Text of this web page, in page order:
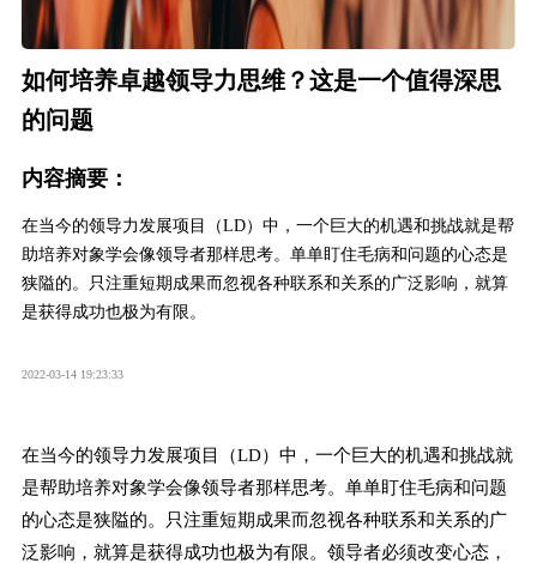
如何培养卓越领导力思维？这是一个值得深思
的问题
内容摘要：
在当今的领导力发展项目（LD）中，一个巨大的机遇和挑战就是帮
助培养对象学会像领导者那样思考。单单盯住毛病和问题的心态是
狭隘的。只注重短期成果而忽视各种联系和关系的广泛影响，就算
是获得成功也极为有限。
2022-03-14 19:23:33
在当今的领导力发展项目（LD）中，一个巨大的机遇和挑战就
是帮助培养对象学会像领导者那样思考。单单盯住毛病和问题
的心态是狭隘的。只注重短期成果而忽视各种联系和关系的广
泛影响，就算是获得成功也极为有限。领导者必须改变心态，